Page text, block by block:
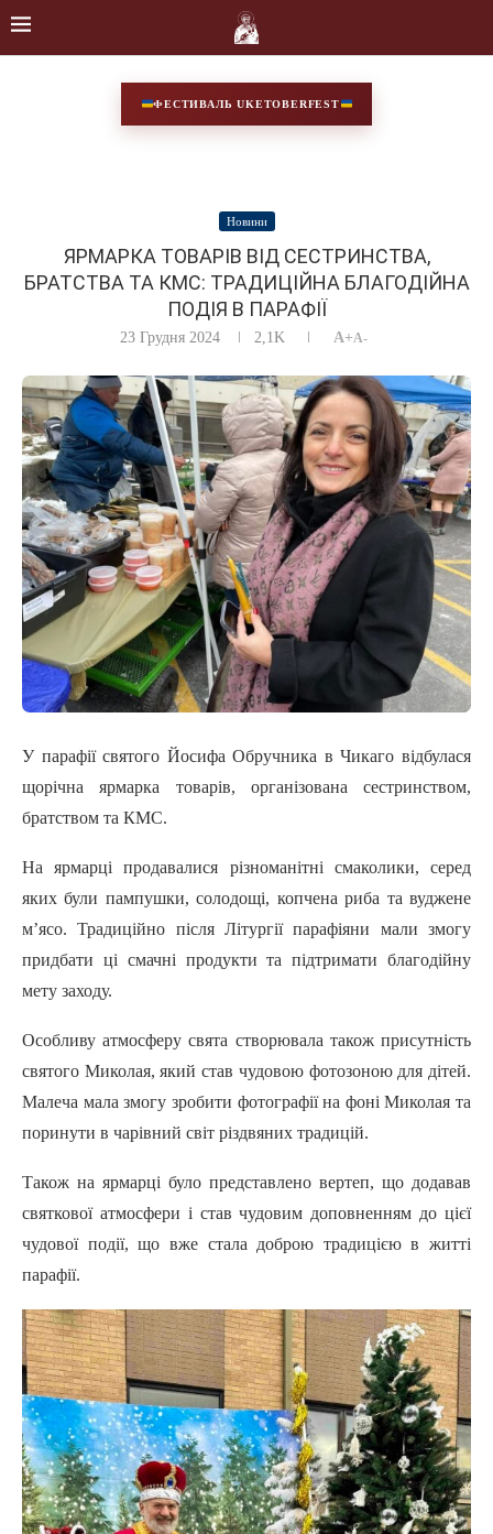
ФЕСТИВАЛЬ UKETOBERFEST
Новини
ЯРМАРКА ТОВАРІВ ВІД СЕСТРИНСТВА,
БРАТСТВА ТА КМС: ТРАДИЦІЙНА БЛАГОДІЙНА
ПОДІЯ В ПАРАФІЇ
23 Грудня 2024 2,1K A+A-
У парафії святого Йосифа Обручника в Чикаго відбулася
щорічна ярмарка товарів, організована сестринством,
братством та КМС.
На ярмарці продавалися різноманітні смаколики, серед
яких були пампушки, солодощі, копчена риба та вуджене
м’ясо. Традиційно після Літургії парафіяни мали змогу
придбати ці смачні продукти та підтримати благодійну
мету заходу.
Особливу атмосферу свята створювала також присутність
святого Миколая, який став чудовою фотозоною для дітей.
Малеча мала змогу зробити фотографії на фоні Миколая та
поринути в чарівний світ різдвяних традицій.
Також на ярмарці було представлено вертеп, що додавав
святкової атмосфери і став чудовим доповненням до цієї
чудової події, що вже стала доброю традицією в житті
парафії.